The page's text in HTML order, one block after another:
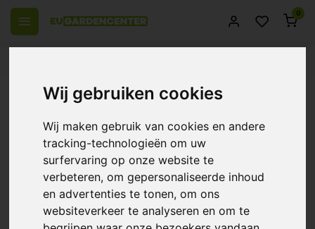
Wij gebruiken cookies
Wij maken gebruik van cookies en andere
tracking-technologieën om uw
surfervaring op onze website te
verbeteren, om gepersonaliseerde inhoud
en advertenties te tonen, om ons
websiteverkeer te analyseren en om te
0
Back
Filterbox - BF25000 | BF45000
0/10 (0 Reviews) Compare